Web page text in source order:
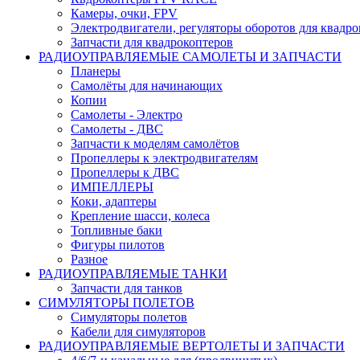
Камеры, очки, FPV
Электродвигатели, регуляторы оборотов для
Запчасти для квадрокоптеров
РАДИОУПРАВЛЯЕМЫЕ САМОЛЕТЫ И ЗАПЧАСТИ
Планеры
Самолёты для начинающих
Копии
Самолеты - Электро
Самолеты - ДВС
Запчасти к моделям самолётов
Пропеллеры к электродвигателям
Пропеллеры к ДВС
ИМПЕЛЛЕРЫ
Коки, адаптеры
Крепление шасси, колеса
Топливные баки
Фигуры пилотов
Разное
РАДИОУПРАВЛЯЕМЫЕ ТАНКИ
Запчасти для танков
СИМУЛЯТОРЫ ПОЛЕТОВ
Симуляторы полетов
Кабели для симуляторов
РАДИОУПРАВЛЯЕМЫЕ ВЕРТОЛЕТЫ И ЗАПЧАСТИ